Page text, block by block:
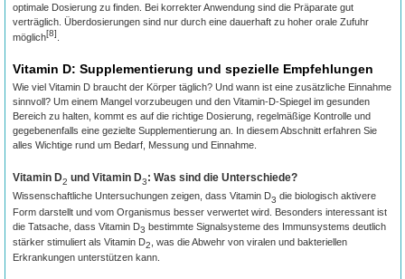
optimale Dosierung zu finden. Bei korrekter Anwendung sind die Präparate gut
verträglich. Überdosierungen sind nur durch eine dauerhaft zu hoher orale Zufuhr
möglich[8]
Vitamin D: Supplementierung und spezielle Empfehlungen
Wie viel Vitamin D braucht der Körper täglich? Und wann ist eine zusätzliche Einnahme
sinnvoll? Um einem Mangel vorzubeugen und den Vitamin-D-Spiegel im gesunden
Bereich zu halten, kommt es auf die richtige Dosierung, regelmäßige Kontrolle und
gegebenenfalls eine gezielte Supplementierung an. In diesem Abschnitt erfahren Sie
alles Wichtige rund um Bedarf, Messung und Einnahme.
Vitamin D2 und Vitamin D3: Was sind die Unterschiede?
Wissenschaftliche Untersuchungen zeigen, dass Vitamin D3 die biologisch aktivere
Form darstellt und vom Organismus besser verwertet wird. Besonders interessant ist
die Tatsache, dass Vitamin D3 bestimmte Signalsysteme des Immunsystems deutlich
stärker stimuliert als Vitamin D2
, was die Abwehr von viralen und bakteriellen
Erkrankungen unterstützen kann.